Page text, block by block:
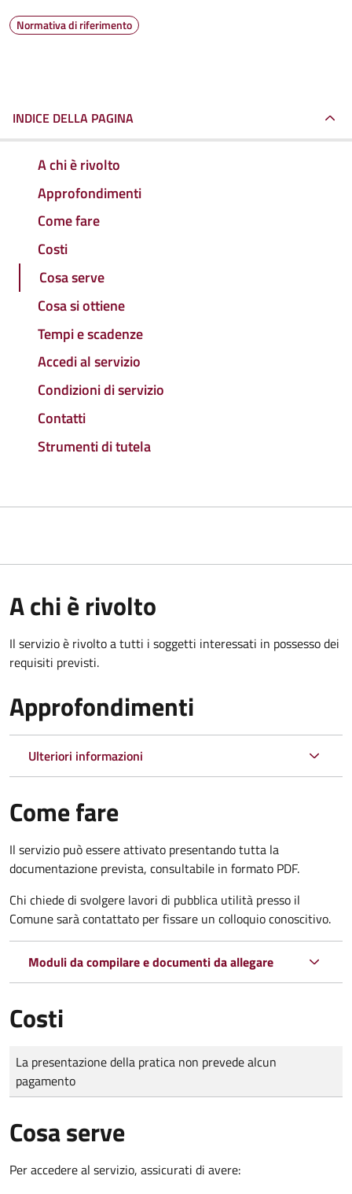
Normativa di riferimento
INDICE DELLA PAGINA
A chi è rivolto
Approfondimenti
Come fare
Costi
Cosa serve
Cosa si ottiene
Tempi e scadenze
Accedi al servizio
Condizioni di servizio
Contatti
Strumenti di tutela
A chi è rivolto
Il servizio è rivolto a tutti i soggetti interessati in possesso dei
requisiti previsti.
Approfondimenti
Ulteriori informazioni
Come fare
Il servizio può essere attivato presentando tutta la
documentazione prevista, consultabile in formato PDF.
Chi chiede di svolgere lavori di pubblica utilità presso il
Comune sarà contattato per fissare un colloquio conoscitivo.
Moduli da compilare e documenti da allegare
Costi
Tipo di pagamento
Importo
La presentazione della pratica non prevede alcun
pagamento
Cosa serve
Per accedere al servizio, assicurati di avere: